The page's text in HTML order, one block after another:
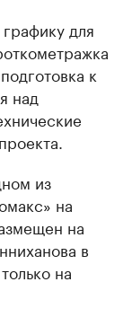
для
к
над
из
на
на
в
на